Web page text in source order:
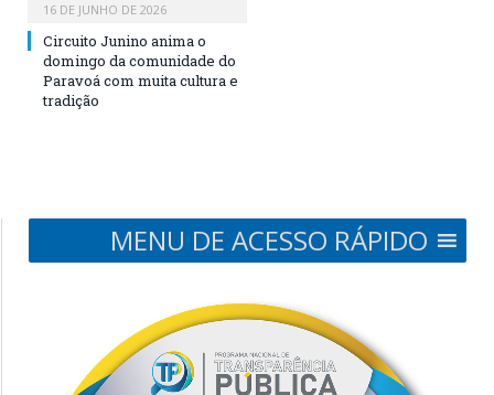
16 DE JUNHO DE 2026
Circuito Junino anima o
domingo da comunidade do
Paravoá com muita cultura e
tradição
MENU DE ACESSO RÁPIDO